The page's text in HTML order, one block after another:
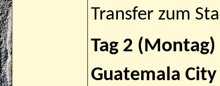
Transfer zum
Tag 2 (Montag)
Guatemala